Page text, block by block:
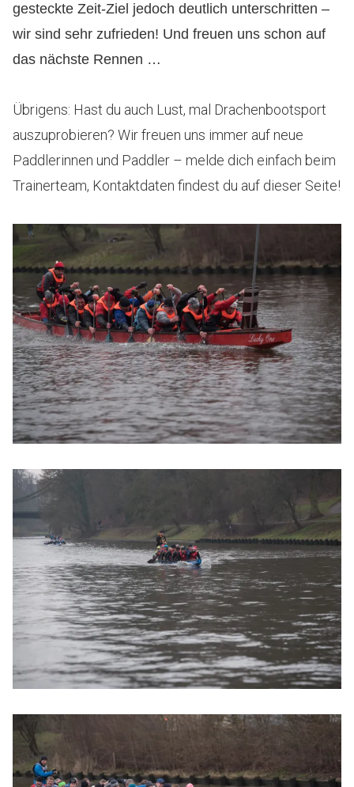
gesteckte Zeit-Ziel jedoch deutlich unterschritten –
wir sind sehr zufrieden! Und freuen uns schon auf
das nächste Rennen …
Übrigens: Hast du auch Lust, mal Drachenbootsport
auszuprobieren? Wir freuen uns immer auf neue
Paddlerinnen und Paddler – melde dich einfach beim
Trainerteam, Kontaktdaten findest du auf dieser Seite!